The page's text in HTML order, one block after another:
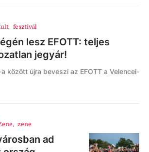
, fesztivál
lesz EFOTT: teljes
jegyár!
között újra beveszi az EFOTT a Velencei-
, zene
ad